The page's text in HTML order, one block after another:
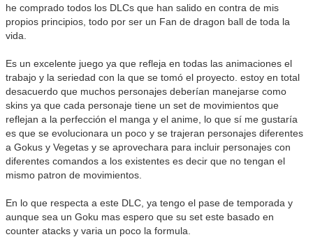
he comprado todos los DLCs que han salido en contra de mis
propios principios, todo por ser un Fan de dragon ball de toda la
vida.
Es un excelente juego ya que refleja en todas las animaciones el
trabajo y la seriedad con la que se tomó el proyecto. estoy en total
desacuerdo que muchos personajes deberían manejarse como
skins ya que cada personaje tiene un set de movimientos que
reflejan a la perfección el manga y el anime, lo que sí me gustaría
es que se evolucionara un poco y se trajeran personajes diferentes
a Gokus y Vegetas y se aprovechara para incluir personajes con
diferentes comandos a los existentes es decir que no tengan el
mismo patron de movimientos.
En lo que respecta a este DLC, ya tengo el pase de temporada y
aunque sea un Goku mas espero que su set este basado en
counter atacks y varia un poco la formula.